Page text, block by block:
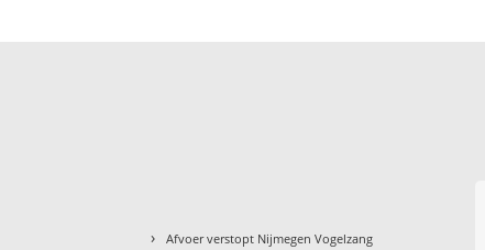
› Afvoer verstopt Nijmegen Vogelzang